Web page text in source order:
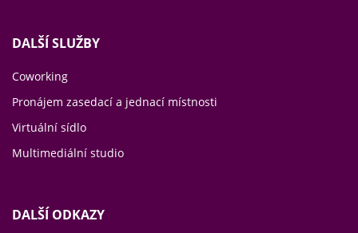
DALŠÍ SLUŽBY
Coworking
Pronájem zasedací a jednací místnosti
Virtuální sídlo
Multimediální studio
DALŠÍ ODKAZY